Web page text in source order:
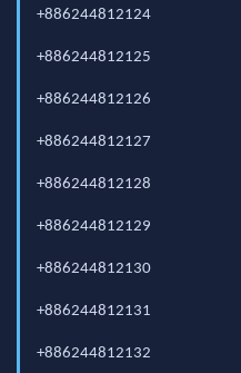
+886244812124
+886244812125
+886244812126
+886244812127
+886244812128
+886244812129
+886244812130
+886244812131
+886244812132